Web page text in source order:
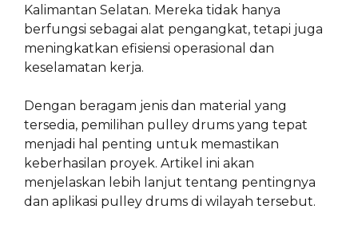
Kalimantan Selatan. Mereka tidak hanya
berfungsi sebagai alat pengangkat, tetapi juga
meningkatkan efisiensi operasional dan
keselamatan kerja.
Dengan beragam jenis dan material yang
tersedia, pemilihan pulley drums yang tepat
menjadi hal penting untuk memastikan
keberhasilan proyek. Artikel ini akan
menjelaskan lebih lanjut tentang pentingnya
dan aplikasi pulley drums di wilayah tersebut.